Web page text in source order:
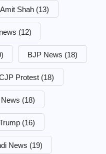
Amit Shah (13)
(12)
BJP News (18)
Protest (18)
(18)
(16)
News (19)